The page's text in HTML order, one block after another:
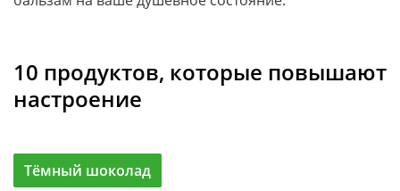
10 продуктов, которые повышают
настроение
Тёмный шоколад